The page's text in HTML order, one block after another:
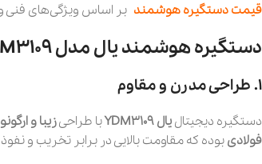
قیمت دستگیره هوشمند بر اساس ویژگی‌های فنی و
دستگیره هوشمند یال مدل YDM3109
۱. طراحی مدرن و مقاوم
دستگیره دیجیتالیال YDM3109 با طراحیزیبا و
فولادیبوده که مقاومت بالایی در برابر تخریب و نفوذ